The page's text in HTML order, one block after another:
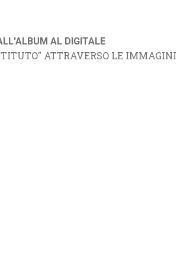
AL DIGITALE
ATTRAVERSO LE IMMAGINI